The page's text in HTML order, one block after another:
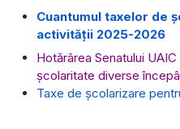
Cuantumul taxelor de
activității 2025-2026
Hotărârea Senatului
şcolaritate diverse
Taxe de școlarizare